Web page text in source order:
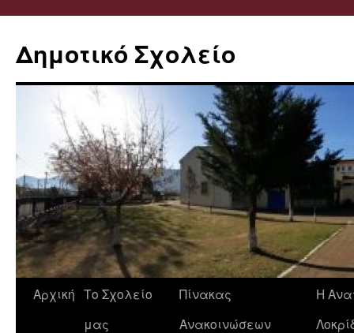
Δημοτικό Σχολείο
Μετάβαση
Αρχική Το Σχολείο
μας
Πίνακας
Ανακοινώσεων
Η